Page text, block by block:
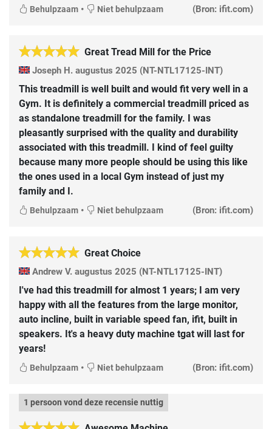
Behulpzaam • Niet behulpzaam (Bron: ifit.com)
Great Tread Mill for the Price
Joseph H. augustus 2025 (NT-NTL17125-INT)
This treadmill is well built and would fit very well in a
Gym. It is definitely a commercial treadmill priced as
as standalone treadmill for the family. I was
pleasantly surprised with the quality and durability
associated with this treadmill. I kind of feel guilty
because many more people should be using this like
the ones used in a local Gym instead of just my
family and I.
Behulpzaam • Niet behulpzaam (Bron: ifit.com)
Great Choice
Andrew V. augustus 2025 (NT-NTL17125-INT)
I've had this treadmill for almost 1 years; I am very
happy with all the features from the large monitor,
auto incline, built in variable speed fan, ifit, built in
speakers. It's a heavy duty machine tgat will last for
years!
Behulpzaam • Niet behulpzaam (Bron: ifit.com)
1 persoon vond deze recensie nuttig